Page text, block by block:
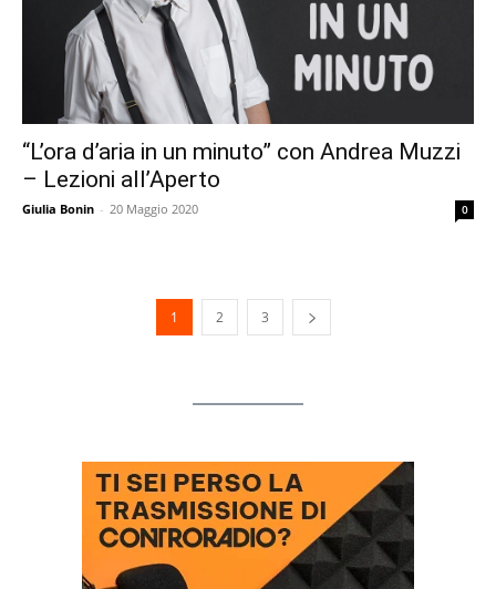
“L’ora d’aria in un minuto” con Andrea Muzzi
– Lezioni all’Aperto
Giulia Bonin - 20 Maggio 2020 0
1 2 3